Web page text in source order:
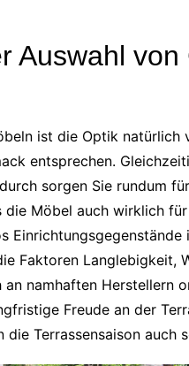
Auswahl
ist die Optik natürlich
entsprechen.
sorgen Sie rundum
Möbel auch wirklich
Einrichtungsgegenstände
Faktoren Langlebigkeit,
namhaften Herstellern
Freude an der
Terrassensaison auch